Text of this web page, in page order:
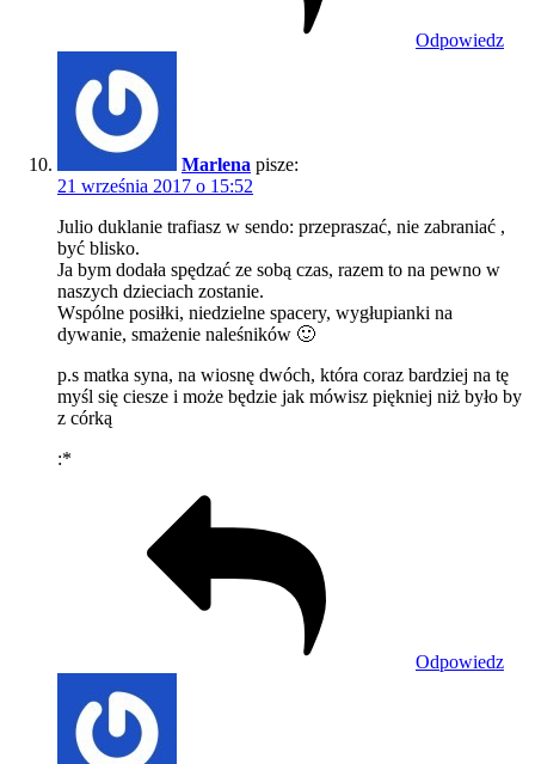
Odpowiedz
Marlena pisze:
21 września 2017 o 15:52
Julio duklanie trafiasz w sendo: przepraszać, nie zabraniać ,
być blisko.
Ja bym dodała spędzać ze sobą czas, razem to na pewno w
naszych dzieciach zostanie.
Wspólne posiłki, niedzielne spacery, wygłupianki na
dywanie, smażenie naleśników 🙂
p.s matka syna, na wiosnę dwóch, która coraz bardziej na tę
myśl się ciesze i może będzie jak mówisz piękniej niż było by
z córką
:*
Odpowiedz